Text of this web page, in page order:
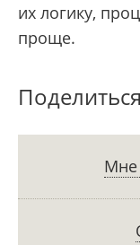
их логику,
проще.
Мне